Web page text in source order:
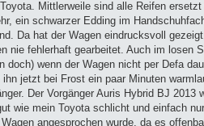
Mittlerweile sind alle Reifen
ein schwarzer Edding im
Da hat der Wagen eindrucksvoll
nie fehlerhaft gearbeitet. Auch im losen
wenn der Wagen nicht per Defa
jetzt bei Frost ein paar Minuten
Der Vorgänger Auris Hybrid BJ 2013
wie mein Toyota schlicht und einfach
angesprochen wurde, da es